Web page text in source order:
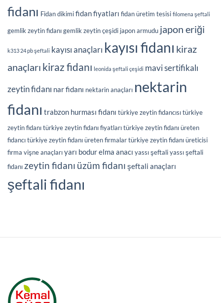
fidanı Fidan dikimifidan fiyatları fidan üretim tesisi filomena şeftali
gemlik zeytin fidanıgemlik zeytin çeşidi japon armudu japon eriği
k313 24 pb şeftali kayısı anaçları kayısı fidanı kiraz
anaçları kiraz fidanı leonida şeftali çeşidi mavi sertifikalı
zeytin fidanı nar fidanı nektarin anaçları nektarin
fidanı trabzon hurması fidanı türkiye zeytin fidancısıtürkiye
zeytin fidanıtürkiye zeytin fidanı fiyatlarıtürkiye zeytin fidanı üreten
fidancıtürkiye zeytin fidanı üreten firmalartürkiye zeytin fidanı üreticisi
firma vişne anaçlarıyarı bodur elma anacı yassı şeftaliyassı şeftali
fidanı zeytin fidanı üzüm fidanı şeftali anaçları
şeftali fidanı